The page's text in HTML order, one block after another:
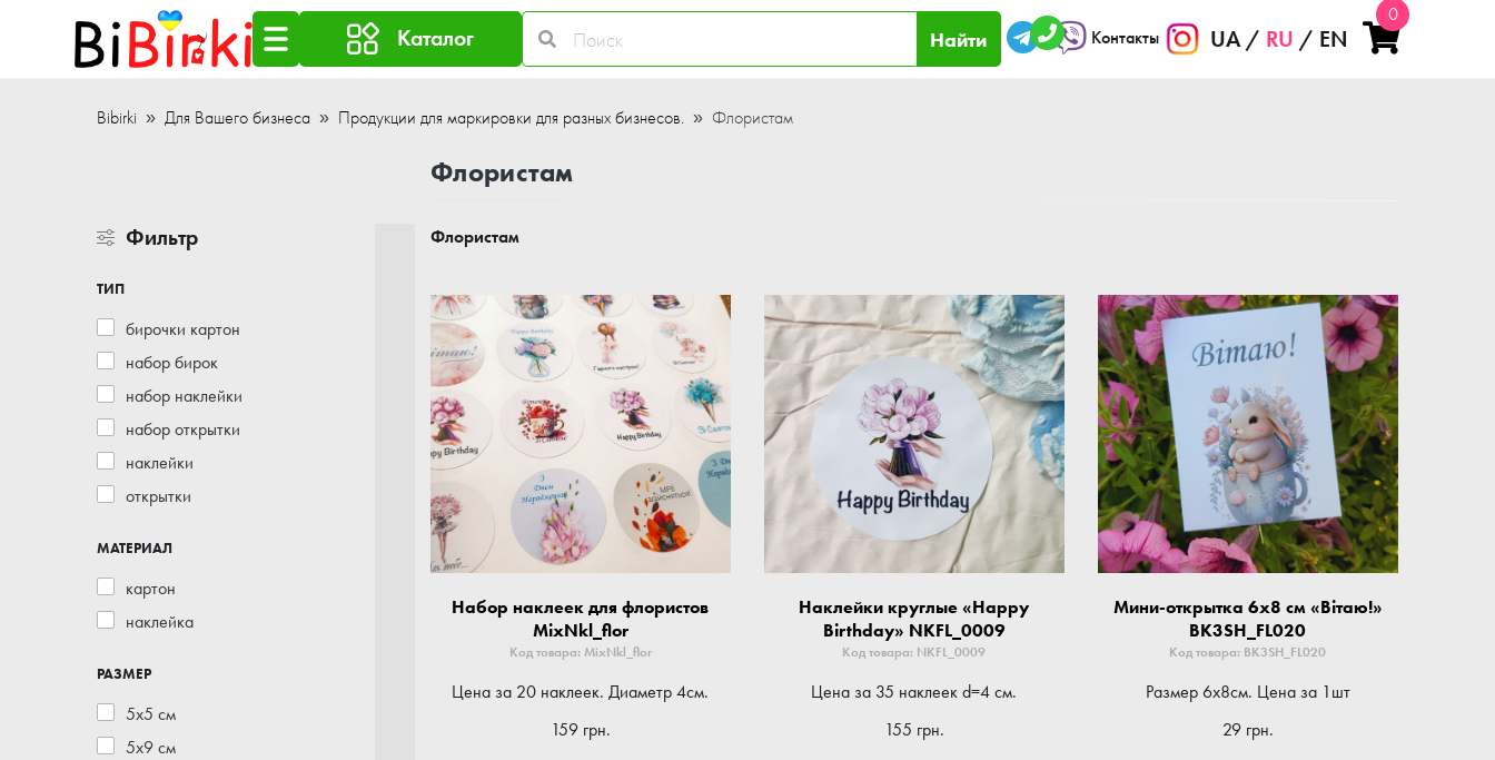
Каталог Найти Контакты UA RU EN
0
Bibirki Для Вашего бизнеса Продукции для маркировки для разных бизнесов. Флористам
Флористам
Фильтр
ТИП
бирочки картон
набор бирок
набор наклейки
набор открытки
наклейки
открытки
МАТЕРИАЛ
картон
наклейка
РАЗМЕР
5x5 см
5x9 см
Флористам
Набор наклеек для флористов
MixNkl_flor
Код товара: MixNkl_flor
Цена за 20 наклеек. Диаметр 4см.
159 грн.
Наклейки круглые «Happy
Birthday» NKFL_0009
Код товара: NKFL_0009
Цена за 35 наклеек d=4 см.
155 грн.
Мини-открытка 6x8 см «Вітаю!»
BK3SH_FL020
Код товара: BK3SH_FL020
Размер 6x8см. Цена за 1шт
29 грн.